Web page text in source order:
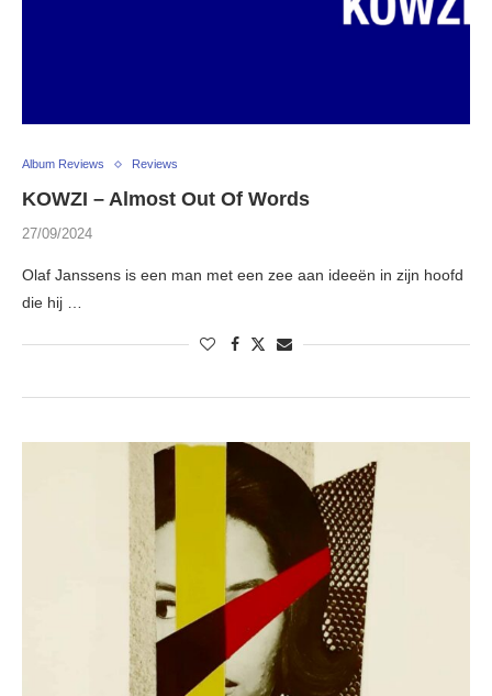
Album Reviews Reviews
KOWZI – Almost Out Of Words
27/09/2024
Olaf Janssens is een man met een zee aan ideeën in zijn hoofd
die hij …